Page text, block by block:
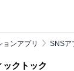
ンアプリ SNSア
クトック